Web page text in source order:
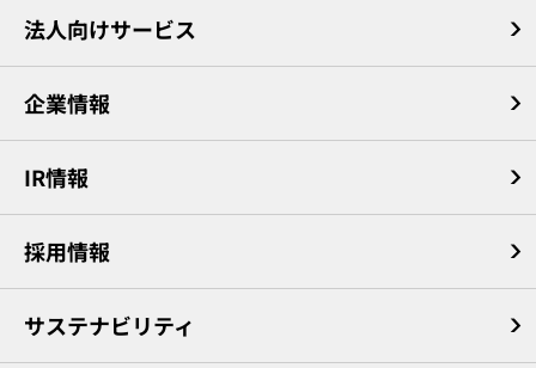
法人向けサービス
企業情報
IR情報
採用情報
サステナビリティ